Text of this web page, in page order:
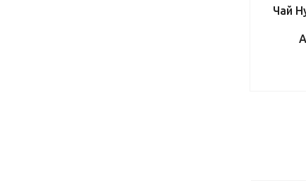
Чай